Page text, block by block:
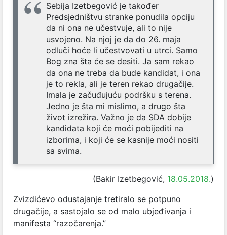
Sebija Izetbegović je također
Predsjedništvu stranke ponudila opciju
da ni ona ne učestvuje, ali to nije
usvojeno. Na njoj je da do 26. maja
odluči hoće li učestvovati u utrci. Samo
Bog zna šta će se desiti. Ja sam rekao
da ona ne treba da bude kandidat, i ona
je to rekla, ali je teren rekao drugačije.
Imala je začuđujuću podršku s terena.
Jedno je šta mi mislimo, a drugo šta
život izrežira. Važno je da SDA dobije
kandidata koji će moći pobijediti na
izborima, i koji će se kasnije moći nositi
sa svima.
(Bakir Izetbegović, 18.05.2018.)
Zvizdićevo odustajanje tretiralo se potpuno
drugačije, a sastojalo se od malo ubjeđivanja i
manifesta “razočarenja.”